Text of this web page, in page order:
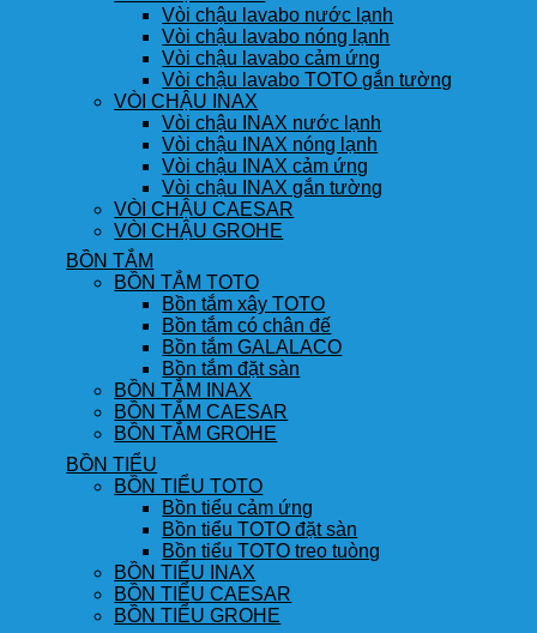
Vòi chậu lavabo nước lạnh
Vòi chậu lavabo nóng lạnh
Vòi chậu lavabo cảm ứng
Vòi chậu lavabo TOTO gắn tường
VÒI CHẬU INAX
Vòi chậu INAX nước lạnh
Vòi chậu INAX nóng lạnh
Vòi chậu INAX cảm ứng
Vòi chậu INAX gắn tường
VÒI CHẬU CAESAR
VÒI CHẬU GROHE
BỒN TẮM
BỒN TẮM TOTO
Bồn tắm xây TOTO
Bồn tắm có chân đế
Bồn tắm GALALACO
Bồn tắm đặt sàn
BỒN TẮM INAX
BỒN TẮM CAESAR
BỒN TẮM GROHE
BỒN TIỂU
BỒN TIỂU TOTO
Bồn tiểu cảm ứng
Bồn tiểu TOTO đặt sàn
Bồn tiểu TOTO treo tuòng
BỒN TIỂU INAX
BỒN TIỂU CAESAR
BỒN TIỂU GROHE